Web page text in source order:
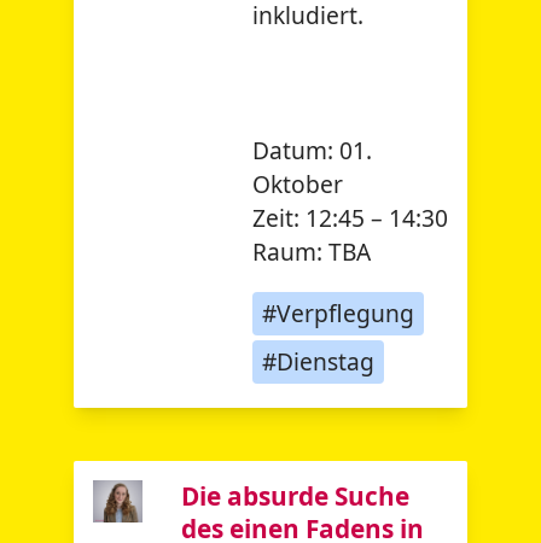
inkludiert.
Datum: 01.
Oktober
Zeit: 12:45 – 14:30
Raum: TBA
#Verpflegung
#Dienstag
Die absurde Suche
des einen Fadens in